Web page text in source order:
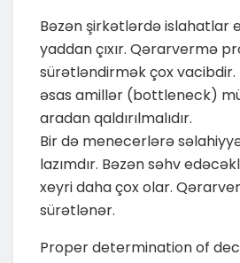
Bəzən şirkətlərdə islahatlar
yaddan çıxır. Qərarvermə
sürətləndirmək çox vacibdir.
əsas amillər (bottleneck)
aradan qaldırılmalıdır.
Bir də menecerlərə
lazımdır. Bəzən səhv
xeyri daha çox olar.
sürətlənər.
Proper determination of